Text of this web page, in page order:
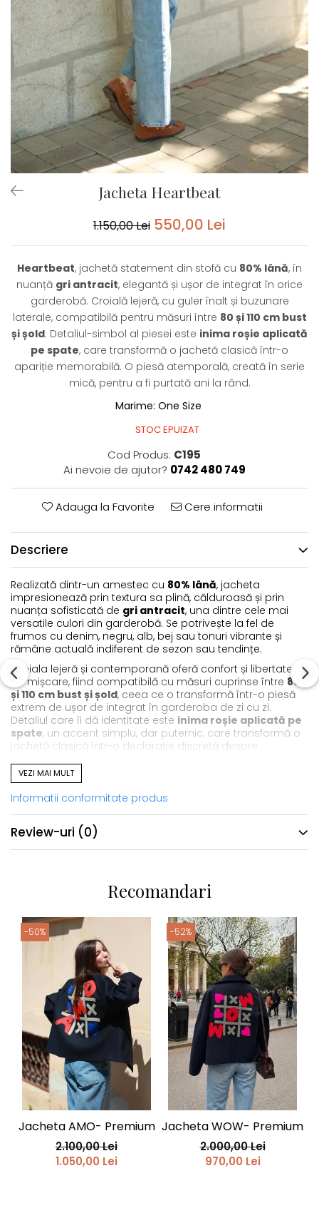
Jacheta Heartbeat
1.150,00 Lei 550,00 Lei
Heartbeat, jachetă statement din stofă cu 80% lână, în
nuanță gri antracit, elegantă și ușor de integrat în orice
garderobă. Croială lejeră, cu guler înalt și buzunare
laterale, compatibilă pentru măsuri între 80 și 110 cm bust
și șold. Detaliul-simbol al piesei este inima roșie aplicată
pe spate, care transformă o jachetă clasică într-o
apariție memorabilă. O piesă atemporală, creată în serie
mică, pentru a fi purtată ani la rând.
Marime: One Size
STOC EPUIZAT
Cod Produs: C195
Ai nevoie de ajutor? 0742 480 749
Adauga la Favorite Cere informatii
Descriere
Realizată dintr-un amestec cu 80% lână, jacheta
impresionează prin textura sa plină, călduroasă și prin
nuanța sofisticată de gri antracit, una dintre cele mai
versatile culori din garderobă. Se potrivește la fel de
frumos cu denim, negru, alb, bej sau tonuri vibrante și
rămâne actuală indiferent de sezon sau tendințe.
Croiala lejeră și contemporană oferă confort și libertate
de mișcare, fiind compatibilă cu măsuri cuprinse între 80
și 110 cm bust și șold, ceea ce o transformă într-o piesă
extrem de ușor de integrat în garderoba de zi cu zi.
Detaliul care îi dă identitate este inima roșie aplicată pe
spate, un accent simplu, dar puternic, care transformă o
jachetă clasică într-o declarație discretă despre
Heartbeatnu este doar o jachetă. Este genul de piesă pe
care o păstrezi ani la rând și pe care o alegi instinctiv ori
de câte ori vrei să te simți confortabil, elegant și autentic.
VEZI MAI MULT
Informatii conformitate produs
Review-uri (0)
Recomandari
-50%
Jacheta AMO- Premium
2.100,00 Lei
1.050,00 Lei
-52%
Jacheta WOW- Premium
2.000,00 Lei
970,00 Lei